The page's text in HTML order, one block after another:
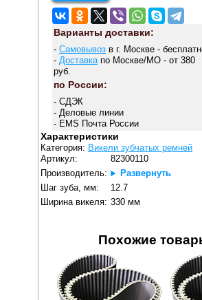
Варианты доставки:
- Самовывозв г. Москве -
- Доставкапо Москве/МО - от 380
руб.
по России:
- СДЭК
- Деловые линии
- EMS Почта России
Характеристики
Категория: Викели зубчатых ремней
Артикул:
82300110
Производитель:
Развернуть
Шаг зуба, мм:
12.7
Ширина викеля: 330 мм
Похожие